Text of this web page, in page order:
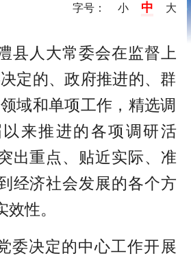
字号： 小 中 大
县人大常委会在监督上
定的、政府推进的、群
域和单项工作，精选调
来推进的各项调研活
出重点、贴近实际、准
经济社会发展的各个方
性。
委决定的中心工作开展